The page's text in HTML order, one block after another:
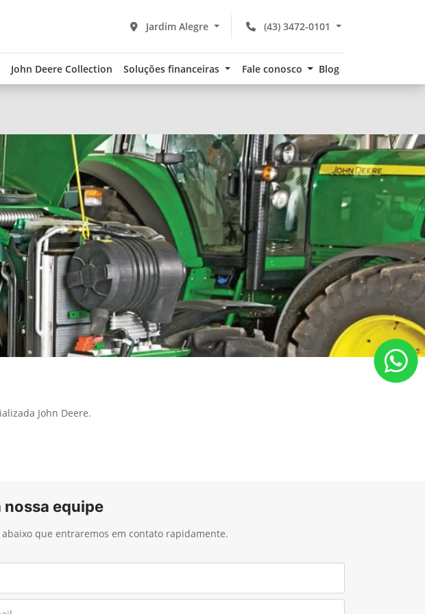
(43) 3472-0101
Jardim Alegre
John Deere Collection Soluções financeiras Fale conosco Blog
John Deere.
nossa equipe
que entraremos em contato rapidamente.